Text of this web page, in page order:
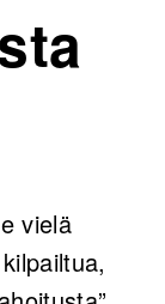
vielä